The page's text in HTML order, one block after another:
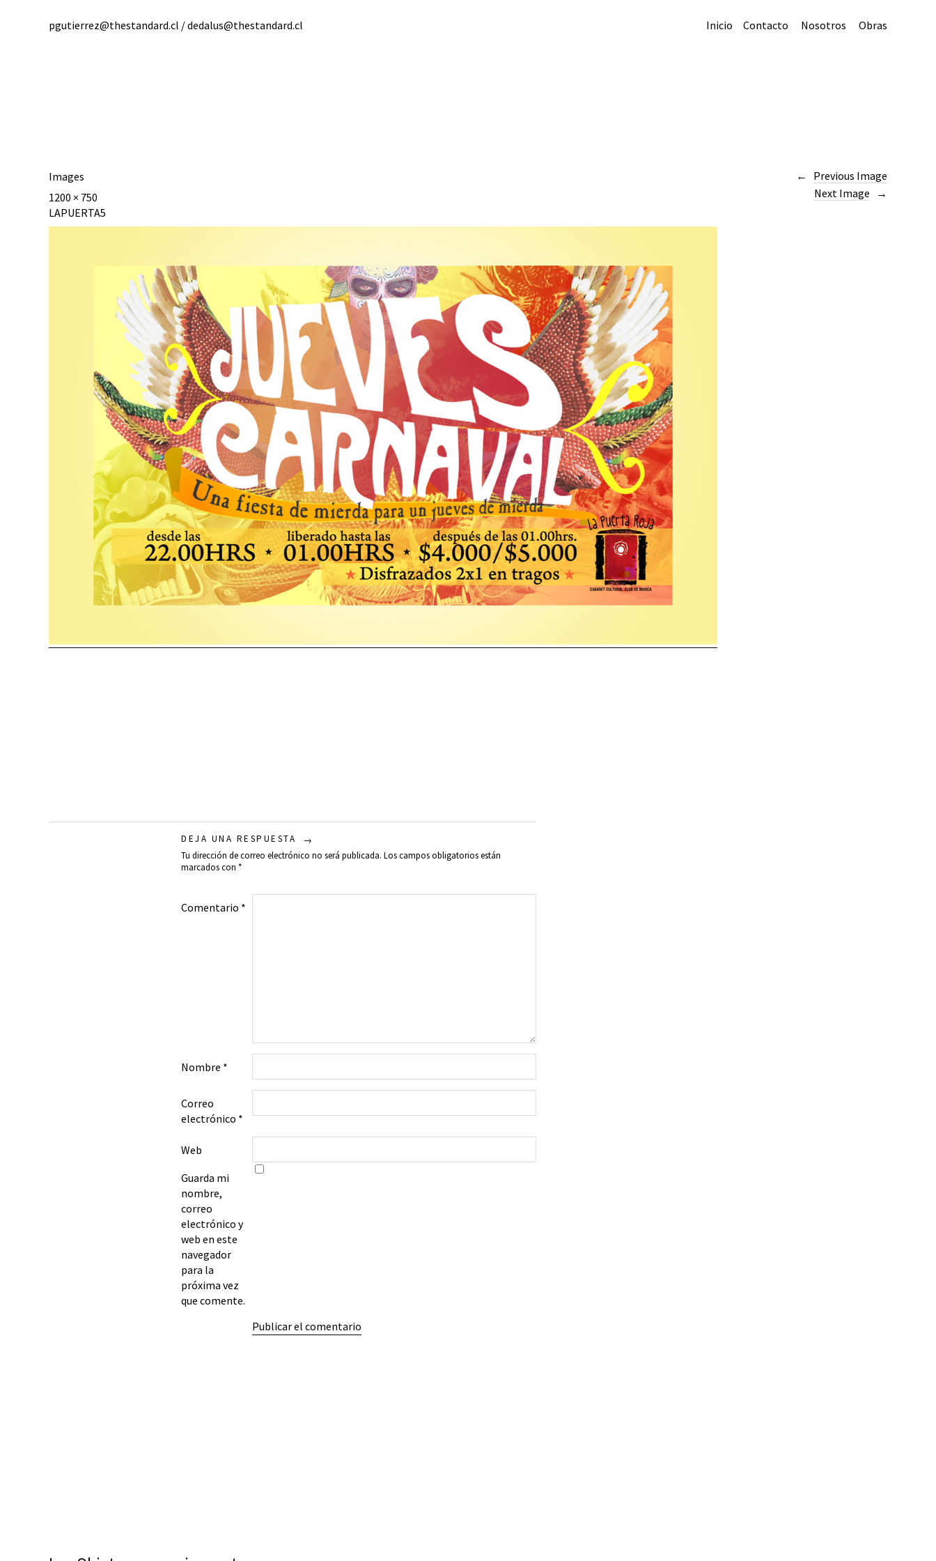
Inicio Contacto Nosotros Obras
pgutierrez@thestandard.cl / dedalus@thestandard.cl
Images
1200 × 750
LAPUERTA5
DEJA UNA RESPUESTA
Tu dirección de correo electrónico no será publicada. Los campos obligatorios están
marcados con *
Comentario *
Nombre *
Correo
electrónico *
Web
Guarda mi
nombre,
correo
electrónico y
web en este
navegador
para la
próxima vez
que comente.
Next Image
Previous Image